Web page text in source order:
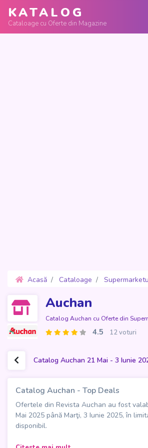
KATALOG
Cataloage cu Oferte din Magazine
Acasă Cataloage
Auchan
Catalog Auchan cu Oferte din
4.5 12 voturi
Catalog Auchan 21 Mai - 3 Iunie
Catalog Auchan - Top Deals
Ofertele din Revista Auchan au fost
Mai 2025 până Marţi, 3 Iunie 2025, în
disponibil.
Catalogul Auchan - Top Deals